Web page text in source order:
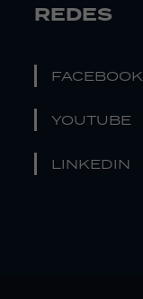
REDES
FACEBOOK
YOUTUBE
LINKEDIN